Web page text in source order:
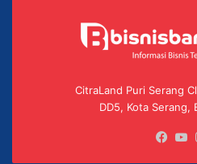
CitraLand Puri Serang
DD5, Kota Serang,